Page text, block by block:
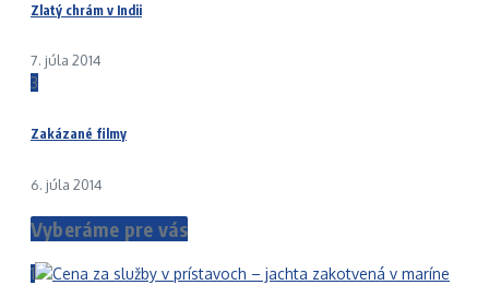
Zlatý chrám v Indii
7. júla 2014
3
Zakázané filmy
6. júla 2014
Vyberáme pre vás
1